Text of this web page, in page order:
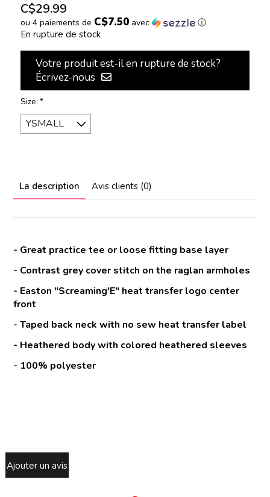
C$29.99
ou 4 paiements de C$7.50avec ⓘ
En rupture de stock
Votre produit est-il en rupture de stock?
Écrivez-nous
Size: *
La description Avis clients (0)
- Great practice tee or loose fitting base layer
- Contrast grey cover stitch on the raglan armholes
- Easton "Screaming'E" heat transfer logo center
front
- Taped back neck with no sew heat transfer label
- Heathered body with colored heathered sleeves
- 100% polyester
Ajouter un avis